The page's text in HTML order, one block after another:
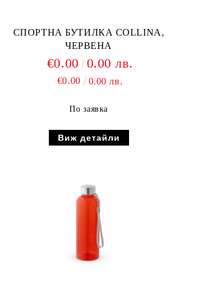
СПОРТНА БУТИЛКА COLLINA,
ЧЕРВЕНА
€0.00 0.00 лв.
€0.00 0.00 лв.
По заявка
Виж детайли